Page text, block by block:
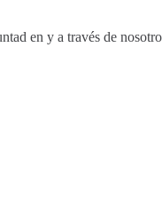
en y a través de